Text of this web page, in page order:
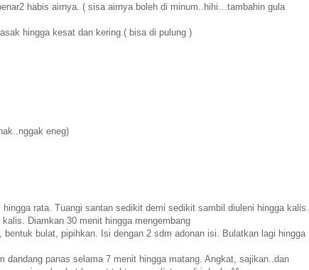
habis airnya. ( sisa airnya boleh di minum..hihi…tambahin gula
hingga kesat dan kering.( bisa di pulung )
eneg)
rata. Tuangi santan sedikit demi sedikit sambil diuleni hingga kalis.
Diamkan 30 menit hingga mengembang
bulat, pipihkan. Isi dengan 2 sdm adonan isi. Bulatkan lagi hingga
dandang panas selama 7 menit hingga matang. Angkat, sajikan..dan